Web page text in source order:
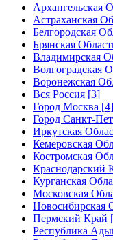
Архангельская
Астраханская
Белгородская
Брянская
Владимирская
Волгоградская
Воронежская
Вся Россия [3]
Город Москва [4]
Город Санкт-
Иркутская
Кемеровская
Костромская
Краснодарский
Курганская
Московская
Новосибирская
Пермский Край
Республика